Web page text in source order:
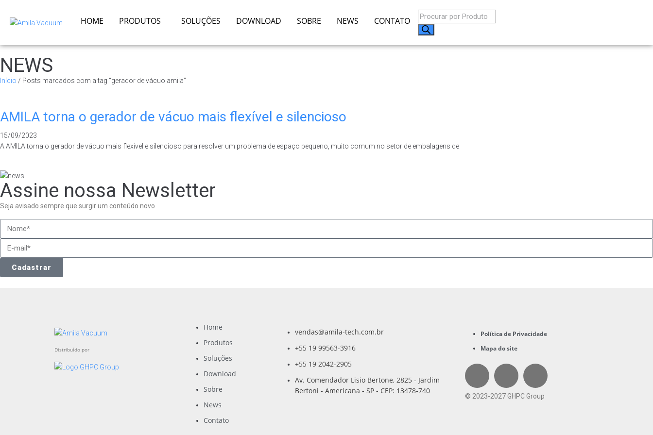
HOME PRODUTOS SOLUÇÕES DOWNLOAD SOBRE NEWS CONTATO
NEWS
Início / Posts marcados com a tag “gerador de vácuo amila”
AMILA torna o gerador de vácuo mais flexível e silencioso
15/09/2023
A AMILA torna o gerador de vácuo mais flexível e silencioso para resolver um problema de espaço pequeno, muito comum no setor de embalagens de
Assine nossa Newsletter
Seja avisado sempre que surgir um conteúdo novo
Cadastrar
Distribuído por
Home
Produtos
Soluções
Download
Sobre
News
Contato
vendas@amila-tech.com.br
+55 19 99563-3916
+55 19 2042-2905
Av. Comendador Lisio Bertone, 2825 - Jardim
Bertoni - Americana - SP - CEP: 13478-740
Política de Privacidade
Mapa do site
© 2023-2027 GHPC Group